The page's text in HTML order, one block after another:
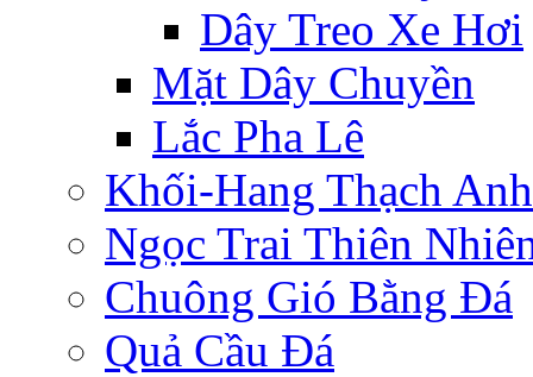
Dây Treo Xe Hơi
Mặt Dây Chuyền
Lắc Pha Lê
Khối-Hang Thạch Anh
Ngọc Trai Thiên
Chuông Gió Bằng Đá
Quả Cầu Đá